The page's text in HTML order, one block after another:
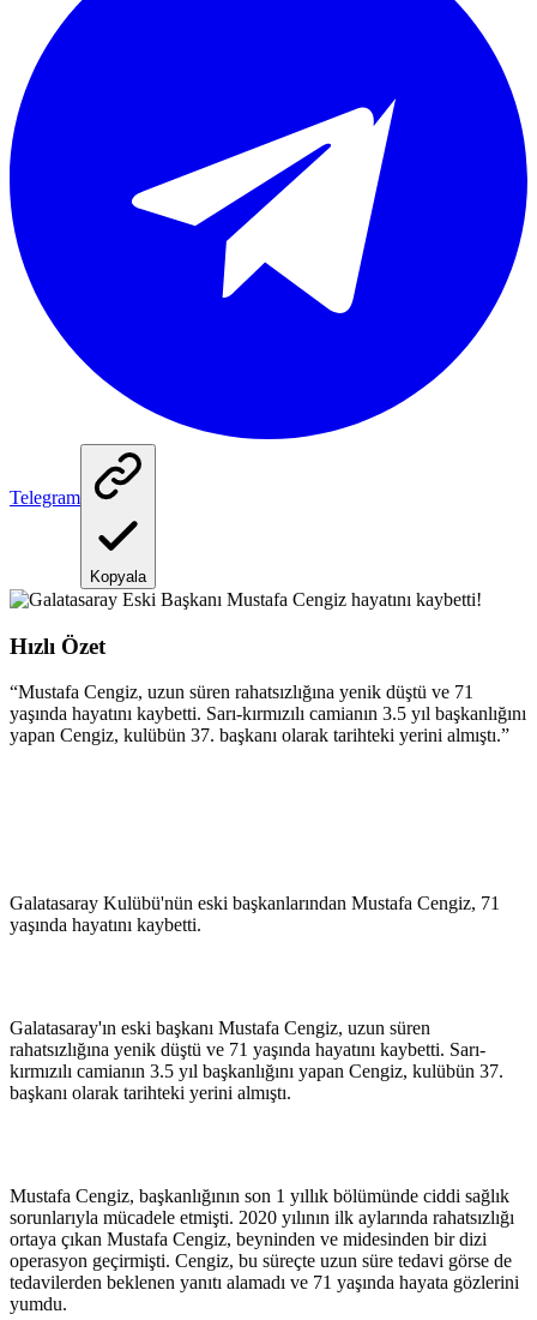
Telegram
Kopyala
Hızlı Özet
“Mustafa Cengiz, uzun süren rahatsızlığına yenik düştü ve 71
yaşında hayatını kaybetti. Sarı-kırmızılı camianın 3.5 yıl başkanlığını
yapan Cengiz, kulübün 37. başkanı olarak tarihteki yerini almıştı.”
Galatasaray Kulübü'nün eski başkanlarından Mustafa Cengiz, 71
yaşında hayatını kaybetti.
Galatasaray'ın eski başkanı Mustafa Cengiz, uzun süren
rahatsızlığına yenik düştü ve 71 yaşında hayatını kaybetti. Sarı-
kırmızılı camianın 3.5 yıl başkanlığını yapan Cengiz, kulübün 37.
başkanı olarak tarihteki yerini almıştı.
Mustafa Cengiz, başkanlığının son 1 yıllık bölümünde ciddi sağlık
sorunlarıyla mücadele etmişti. 2020 yılının ilk aylarında rahatsızlığı
ortaya çıkan Mustafa Cengiz, beyninden ve midesinden bir dizi
operasyon geçirmişti. Cengiz, bu süreçte uzun süre tedavi görse de
tedavilerden beklenen yanıtı alamadı ve 71 yaşında hayata gözlerini
yumdu.